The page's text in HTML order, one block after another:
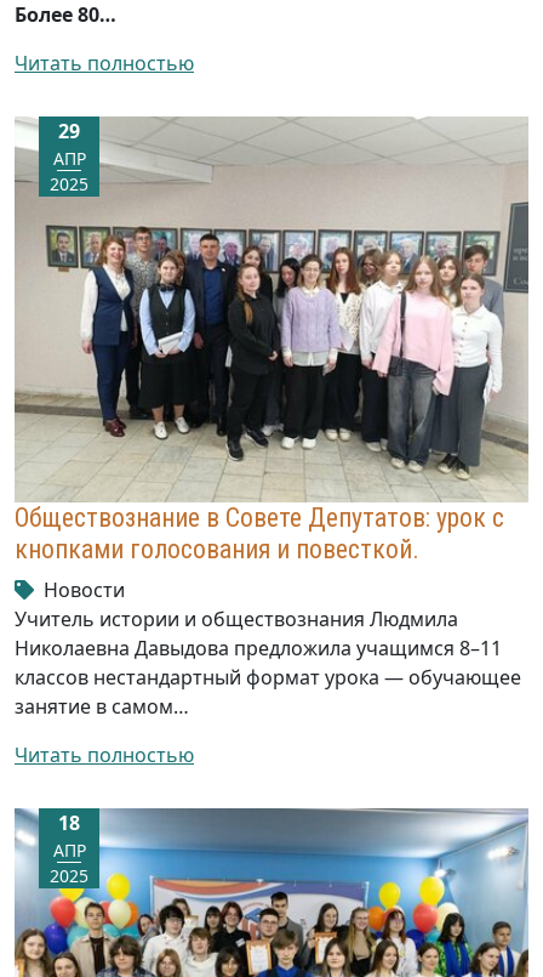
Более 80…
Читать полностью
Обществознание в Совете Депутатов: урок с
кнопками голосования и повесткой.
29
АПР
2025
Новости
Учитель истории и обществознания Людмила
Николаевна Давыдова предложила учащимся 8–11
классов нестандартный формат урока — обучающее
занятие в самом…
Читать полностью
18
АПР
2025